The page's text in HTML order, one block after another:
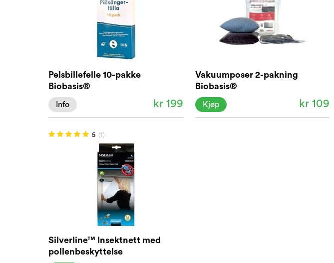
Pelsbillefelle 10-pakke
Biobasis®
kr 199
Info
Vakuumposer 2-pakning
Biobasis®
kr 109
Kjøp
5 (1)
Silverline™ Insektnett med
pollenbeskyttelse